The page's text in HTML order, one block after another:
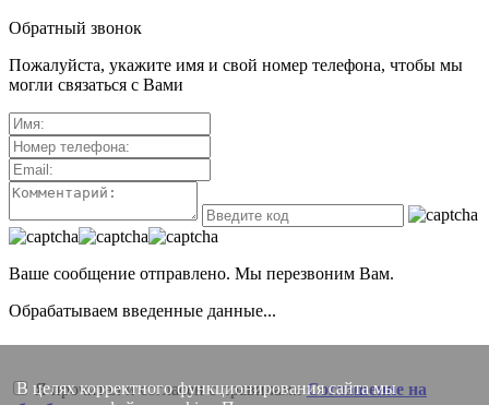
Обратный звонок
Пожалуйста, укажите имя и свой номер телефона, чтобы мы
могли связаться с Вами
Ваше сообщение отправлено. Мы перезвоним Вам.
Обрабатываем введенные данные...
Я прочитал и согласен с правиламиСоглашение на
В целях корректного функционирования сайта мы